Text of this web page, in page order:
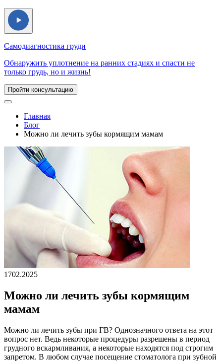
Самодиагностика груди
Обнаружить уплотнение на ранних стадиях и спасти не
только грудь, но и жизнь!
Пройти консультацию
Главная
Блог
Можно ли лечить зубы кормящим мамам
1702.2025
Можно ли лечить зубы кормящим
мамам
Можно ли лечить зубы при ГВ? Однозначного ответа на этот
вопрос нет. Ведь некоторые процедуры разрешены в период
грудного вскармливания, а некоторые находятся под строгим
запретом. В любом случае посещение стоматолога при зубной